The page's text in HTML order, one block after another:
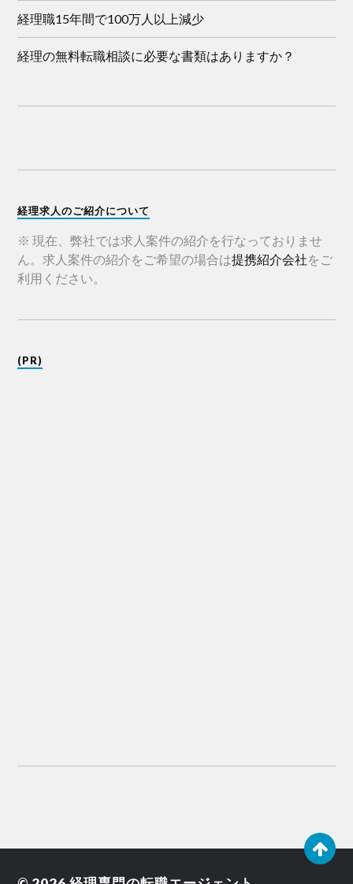
経理職15年間で100万人以上減少
経理の無料転職相談に必要な書類はありますか？
経理求人のご紹介について
※ 現在、弊社では求人案件の紹介を行なっておりませ
ん。求人案件の紹介をご希望の場合は提携紹介会社をご
利用ください。
(PR)